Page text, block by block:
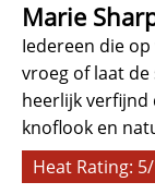
Marie
Iedereen die
vroeg of laat de
heerlijk verfijnd
knoflook en
Heat Rating: